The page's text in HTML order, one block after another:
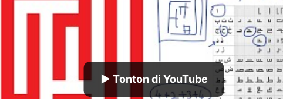
▶ Tonton di YouTube